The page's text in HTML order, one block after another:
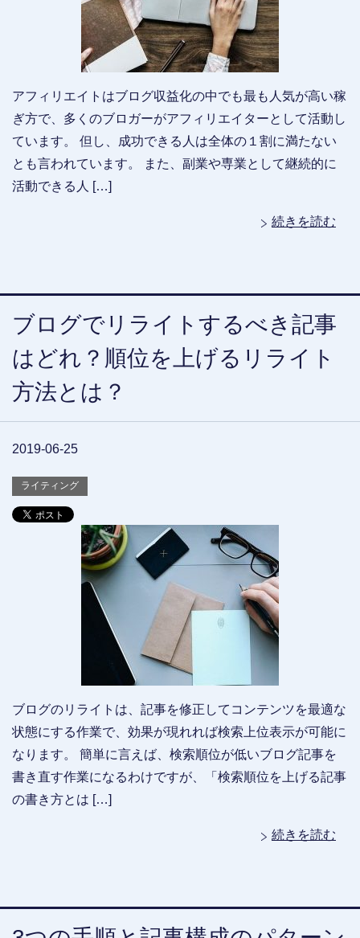
アフィリエイトはブログ収益化の中でも最も人気が高い稼
ぎ方で、多くのブロガーがアフィリエイターとして活動し
ています。 但し、成功できる人は全体の１割に満たない
とも言われています。 また、副業や専業として継続的に
活動できる人 […]
続きを読む
ブログでリライトするべき記事
はどれ？順位を上げるリライト
方法とは？
2019-06-25
ライティング
ブログのリライトは、記事を修正してコンテンツを最適な
状態にする作業で、効果が現れれば検索上位表示が可能に
なります。 簡単に言えば、検索順位が低いブログ記事を
書き直す作業になるわけですが、「検索順位を上げる記事
の書き方とは […]
続きを読む